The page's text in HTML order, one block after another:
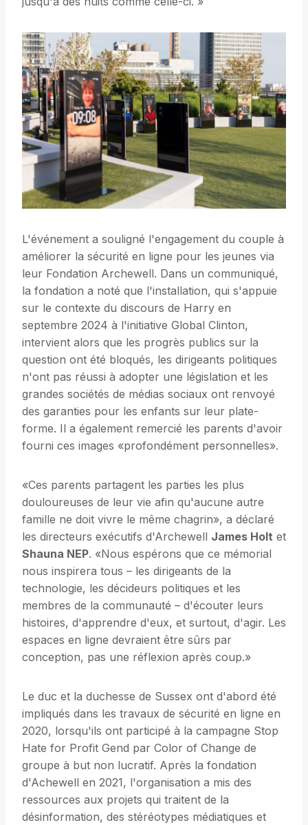
L'événement a souligné l'engagement du couple à
améliorer la sécurité en ligne pour les jeunes via
leur Fondation Archewell. Dans un communiqué,
la fondation a noté que l'installation, qui s'appuie
sur le contexte du discours de Harry en
septembre 2024 à l'initiative Global Clinton,
intervient alors que les progrès publics sur la
question ont été bloqués, les dirigeants politiques
n'ont pas réussi à adopter une législation et les
grandes sociétés de médias sociaux ont renvoyé
des garanties pour les enfants sur leur plate-
forme. Il a également remercié les parents d'avoir
fourni ces images «profondément personnelles».
«Ces parents partagent les parties les plus
douloureuses de leur vie afin qu'aucune autre
famille ne doit vivre le même chagrin», a déclaré
les directeurs exécutifs d'Archewell James Holt et
Shauna NEP. «Nous espérons que ce mémorial
nous inspirera tous – les dirigeants de la
technologie, les décideurs politiques et les
membres de la communauté – d'écouter leurs
histoires, d'apprendre d'eux, et surtout, d'agir. Les
espaces en ligne devraient être sûrs par
conception, pas une réflexion après coup.»
Le duc et la duchesse de Sussex ont d'abord été
impliqués dans les travaux de sécurité en ligne en
2020, lorsqu'ils ont participé à la campagne Stop
Hate for Profit Gend par Color of Change de
groupe à but non lucratif. Après la fondation
d'Achewell en 2021, l'organisation a mis des
ressources aux projets qui traitent de la
désinformation, des stéréotypes médiatiques et